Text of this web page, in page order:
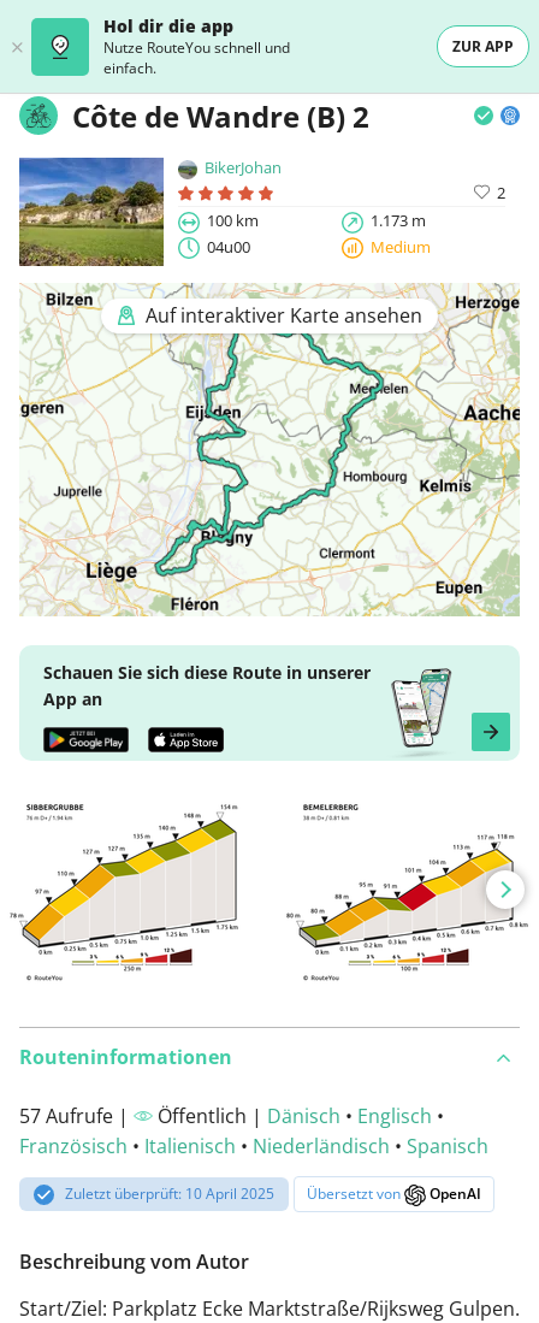
Hol dir die app
Nutze RouteYou schnell und
einfach.
ZUR APP
Côte de Wandre (B) 2
BikerJohan
2
100 km
1.173 m
04u00
Medium
Auf interaktiver Karte ansehen
Schauen Sie sich diese Route in unserer
App an
Routeninformationen
57 Aufrufe | Öffentlich | Dänisch • Englisch •
Französisch • Italienisch • Niederländisch • Spanisch
Zuletzt überprüft: 10 April 2025 Übersetzt von OpenAI
Beschreibung vom Autor
Start/Ziel: Parkplatz Ecke Marktstraße/Rijksweg Gulpen.